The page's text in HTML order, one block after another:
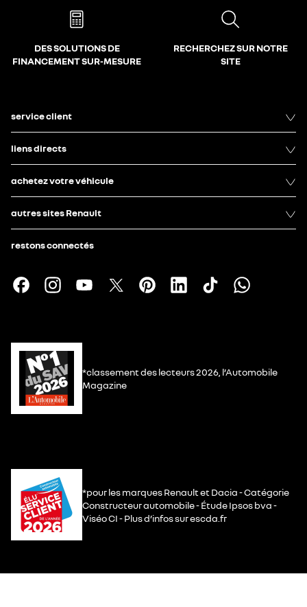
DES SOLUTIONS DE
FINANCEMENT SUR-MESURE
RECHERCHEZ SUR NOTRE
SITE
service client
liens directs
achetez votre véhicule
autres sites Renault
restons connectés
*classement des lecteurs 2026, l’Automobile
Magazine
*pour les marques Renault et Dacia - Catégorie
Constructeur automobile - Étude Ipsos bva -
Viséo CI - Plus d’infos sur escda.fr